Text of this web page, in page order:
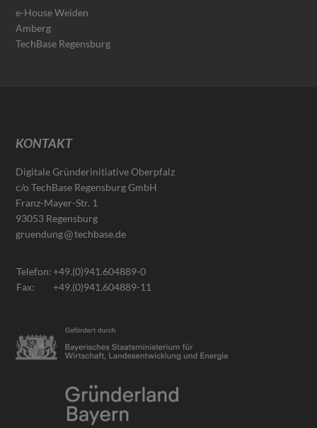
e-House Weiden
Amberg
TechBase Regensburg
KONTAKT
Digitale Gründerinitiative Oberpfalz
c/o TechBase Regensburg GmbH
Franz-Mayer-Str. 1
93053 Regensburg
gruendung
techbase.de
Telefon:
Fax:
+49.(0)941.604889-0
+49.(0)941.604889-11